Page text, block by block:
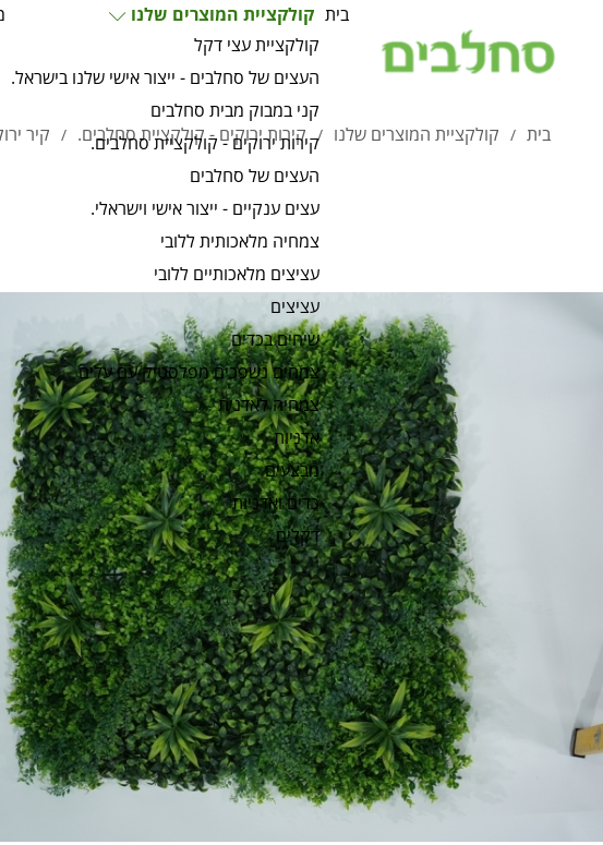
בית קולקציית המוצרים שלנו
קולקציית עצי דקל
העצים של סחלבים - ייצור אישי שלנו בישראל.
קני במבוק מבית סחלבים
קירות ירוקים - קולקציית סחלבים.
העצים של סחלבים
עצים ענקיים - ייצור אישי וישראלי.
צמחיה מלאכותית ללובי
עציצים מלאכותיים ללובי
עציצים
שיחים בכדים
צמחים נשפכים מפלסטיק עם עלים
צמחיה לאדנית
אדניות
מבצעים
כדים ואדניות
דקלים
בית / קולקציית המוצרים שלנו / קירות ירוקים - קולקציית סחלבים. / קיר